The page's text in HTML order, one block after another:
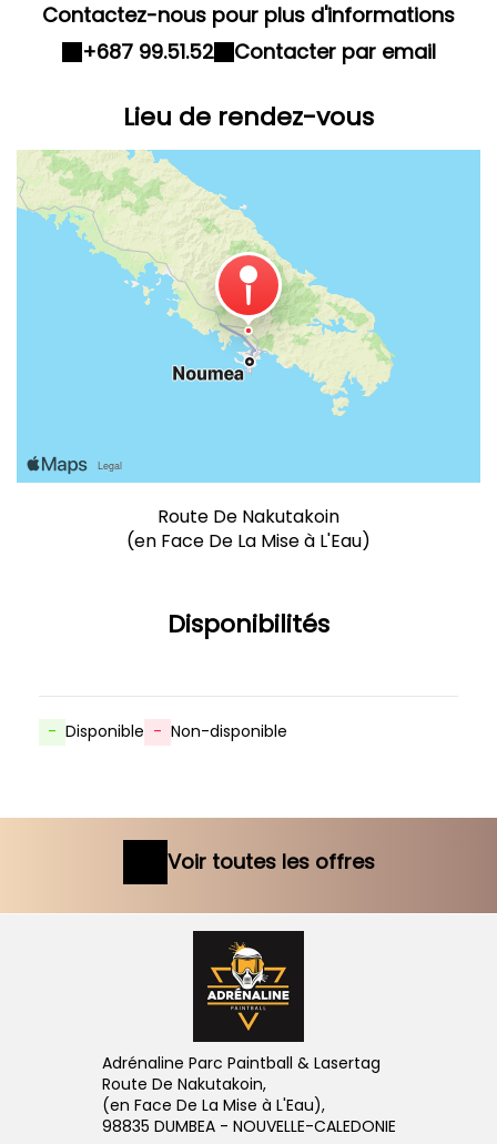
Contactez-nous pour plus d'informations
+687 99.51.52
Contacter par email
Lieu de rendez-vous
Route De Nakutakoin
(en Face De La Mise à L'Eau)
Disponibilités
- Disponible - Non-disponible
Voir toutes les offres
Adrénaline Parc Paintball & Lasertag
Route De Nakutakoin,
(en Face De La Mise à L'Eau),
98835 DUMBEA - NOUVELLE-CALEDONIE